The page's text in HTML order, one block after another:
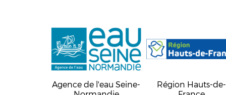
Agence de l'eau Seine-
Région Hauts-de-